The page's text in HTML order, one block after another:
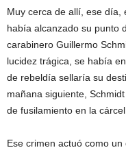
Muy cerca de allí, ese día,
había alcanzado su punto
carabinero Guillermo
lucidez trágica, se había
de rebeldía sellaría su
mañana siguiente,
de fusilamiento en la
Ese crimen actuó como